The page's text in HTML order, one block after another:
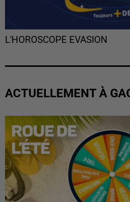
L'HOROSCOPE EVASION
ACTUELLEMENT À